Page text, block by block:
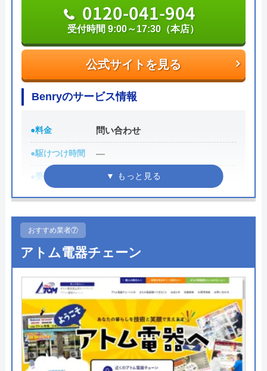
公式サイトを見る
0120-041-904
受付時間 9:00～17:30（本店）
Benryのサービス情報
●料金 問い合わせ
●駆けつけ時間 ―
●受付時間
●定休日 ―
●累計実績
●保証・保険 ―
詳細は公式HPでご確認ください
Benryがおすすめの理由
Benry（ベンリー）は、自宅で発生したさまざまな
困りごとを相談できる業者です。具体的な料金を知
りたい場合は、問い合わせが必要です。見積もりは
おすすめ業者⑦
アトム電器チェーン